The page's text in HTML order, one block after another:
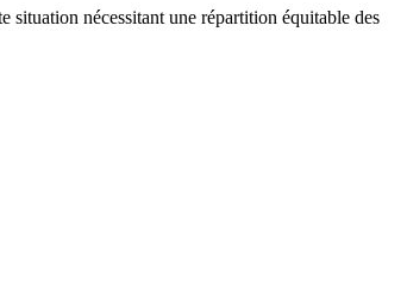
situation nécessitant une répartition équitable des